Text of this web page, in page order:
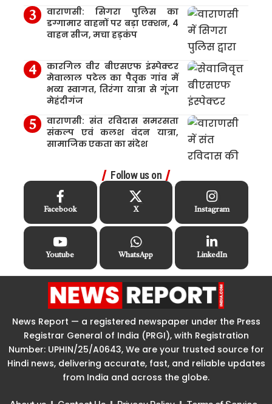
वाराणसी: सिगरा पुलिस का
डग्गामार वाहनों पर बड़ा एक्शन, 4
वाहन सीज, मचा हड़कंप
कारगिल वीर बीएसएफ इंस्पेक्टर
मेवालाल पटेल का पैतृक गांव में
भव्य स्वागत, तिरंगा यात्रा से गूंजा
मेहंदीगंज
वाराणसी: संत रविदास समरसता
संकल्प एवं कलश वंदन यात्रा,
सामाजिक एकता का संदेश
Follow us on
Facebook X Instagram
Youtube WhatsApp LinkedIn
News Report — a registered newspaper under the Press
Registrar General of India (PRGI), with Registration
Number: UPHIN/25/A0643, We are your trusted source for
Hindi news, delivering accurate, fast, and reliable updates
from India and across the globe.